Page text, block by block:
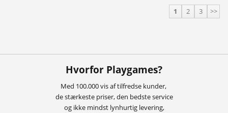
1 2 3 >>
Hvorfor Playgames?
Med 100.000 vis af tilfredse kunder,
de stærkeste priser, den bedste service
og ikke mindst lynhurtig levering,